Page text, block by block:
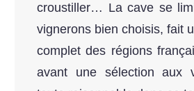
croustiller… La cave se
vignerons bien choisis, fait
complet des régions
avant une sélection aux